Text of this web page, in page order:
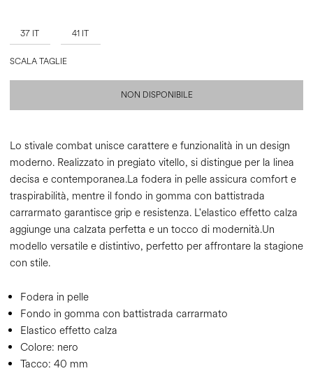
37 IT 41 IT
SCALA TAGLIE
NON DISPONIBILE
Lo stivale combat unisce carattere e funzionalità in un design
moderno. Realizzato in pregiato vitello, si distingue per la linea
decisa e contemporanea.La fodera in pelle assicura comfort e
traspirabilità, mentre il fondo in gomma con battistrada
carrarmato garantisce grip e resistenza. L'elastico effetto calza
aggiunge una calzata perfetta e un tocco di modernità.Un
modello versatile e distintivo, perfetto per affrontare la stagione
con stile.
Fodera in pelle
Fondo in gomma con battistrada carrarmato
Elastico effetto calza
Colore: nero
Tacco: 40 mm